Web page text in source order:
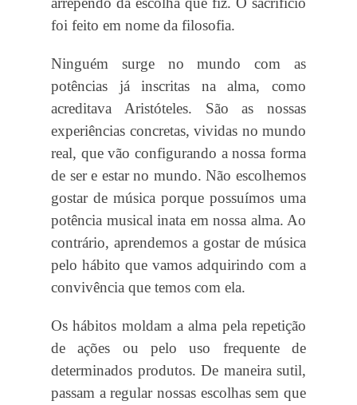
foi feito em nome da filosofia.
Ninguém surge no mundo com as
potências já inscritas na alma, como
acreditava Aristóteles. São as nossas
experiências concretas, vividas no mundo
real, que vão configurando a nossa forma
de ser e estar no mundo. Não escolhemos
gostar de música porque possuímos uma
potência musical inata em nossa alma. Ao
contrário, aprendemos a gostar de música
pelo hábito que vamos adquirindo com a
convivência que temos com ela.
Os hábitos moldam a alma pela repetição
de ações ou pelo uso frequente de
determinados produtos. De maneira sutil,
passam a regular nossas escolhas sem que